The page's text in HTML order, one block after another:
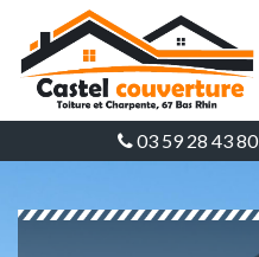
03 59 28 43 80